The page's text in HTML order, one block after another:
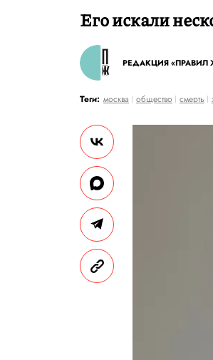
Его искали
РЕДАКЦИЯ «ПРАВИЛ
Теги: москва общество смерть